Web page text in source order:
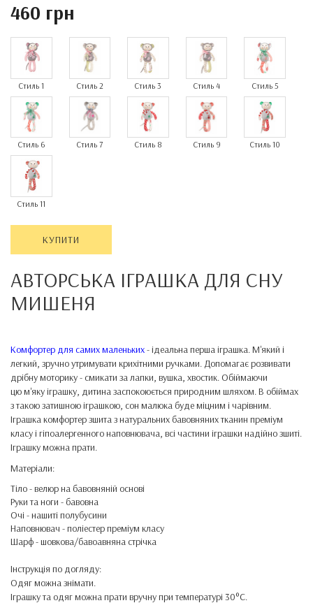
460 грн
Стиль 1 Стиль 2 Стиль 3 Стиль 4 Стиль 5
Стиль 6 Стиль 7 Стиль 8 Стиль 9 Стиль 10
Стиль 11
КУПИТИ
АВТОРСЬКА ІГРАШКА ДЛЯ СНУ
МИШЕНЯ
Комфортер для самих маленьких- ідеальна перша іграшка. М'який і
легкий, зручно утримувати крихітними ручками. Допомагає розвивати
дрібну моторику - смикати за лапки, вушка, хвостик. Обіймаючи
цю м'яку іграшку, дитина заспокоюється природним шляхом. В обіймах
з такою затишною іграшкою, сон малюка буде міцним і чарівним.
Іграшка комфортер зшита з натуральних бавовняних тканин преміум
класу і гіпоалергенного наповнювача, всі частини іграшки надійно зшиті.
Іграшку можна прати.
Матеріали:
Тіло - велюр на бавовняній основі
Руки та ноги - бавовна
Очі - нашиті полубусини
Наповнювач - поліестер преміум класу
Шарф - шовкова/бавоавняна стрічка
Інструкція по догляду:
Одяг можна знімати.
Іграшку та одяг можна прати вручну при температурі 30°C.